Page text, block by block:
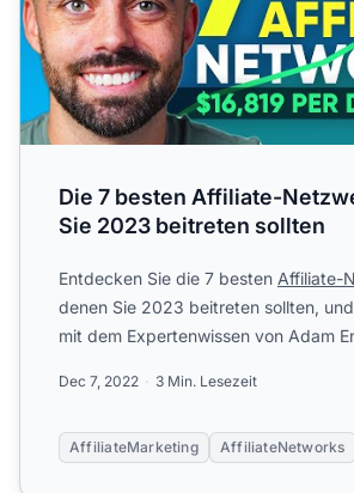
Die 7 besten Affiliate-
Sie 2023 beitreten sollten
Entdecken Sie die 7 besten Affiliate-
denen Sie 2023 beitreten sollten,
mit dem Expertenwissen von Adam
Dec 7, 2022 3 Min. Lesezeit
AffiliateMarketing AffiliateNetworks